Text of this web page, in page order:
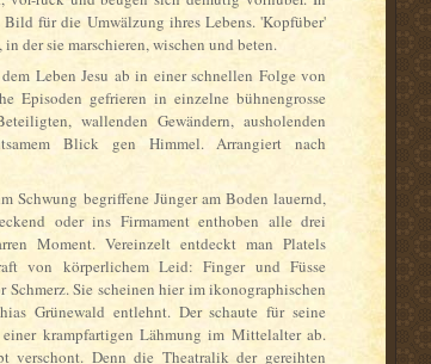
Bild für die Umwälzung ihres Lebens. 'Kopfüber'
der sie marschieren, wischen und beten.
Leben Jesu ab in einer schnellen Folge von
Episoden gefrieren in einzelne bühnengrosse
wallenden Gewändern, ausholenden
Blick gen Himmel. Arrangiert nach
Schwung begriffene Jünger am Boden lauernd,
oder ins Firmament enthoben alle drei
Moment. Vereinzelt entdeckt man Platels
von körperlichem Leid: Finger und Füsse
Schmerz. Sie scheinen hier im ikonographischen
Grünewald entlehnt. Der schaute für seine
krampfartigen Lähmung im Mittelalter ab.
verschont. Denn die Theatralik der gereihten